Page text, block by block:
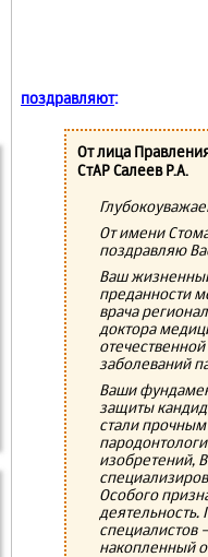
поздравляют:
От лица
СтАР Салеев Р.А.
От имени
поздравляю
Ваш
преданности
врача
доктора
заболеваний
Ваши
защиты
стали
изобретений,
Особого
специалистов
накопленный